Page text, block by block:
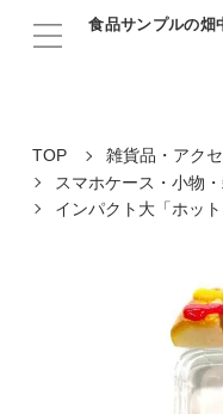
食品サンプルの
TOP
雑貨品・アク
スマホケース・小物
インパクト大「ホッ